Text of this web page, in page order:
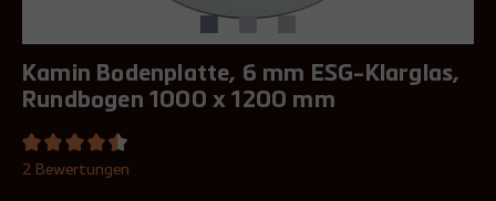
Kamin Bodenplatte, 6 mm ESG-Klarglas,
Rundbogen 1000 x 1200 mm
2 Bewertungen